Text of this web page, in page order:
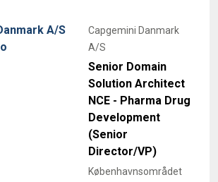
Capgemini Danmark
A/S
Senior Domain
Solution Architect
NCE - Pharma Drug
Development
(Senior
Director/VP)
Københavnsområdet